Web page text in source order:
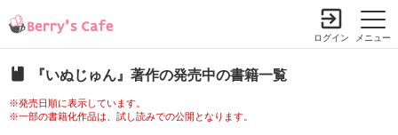
メニュー
ログイン
『いぬじゅん』著作の発売中の書籍一覧
※発売日順に表示しています。
※一部の書籍化作品は、試し読みでの公開となります。